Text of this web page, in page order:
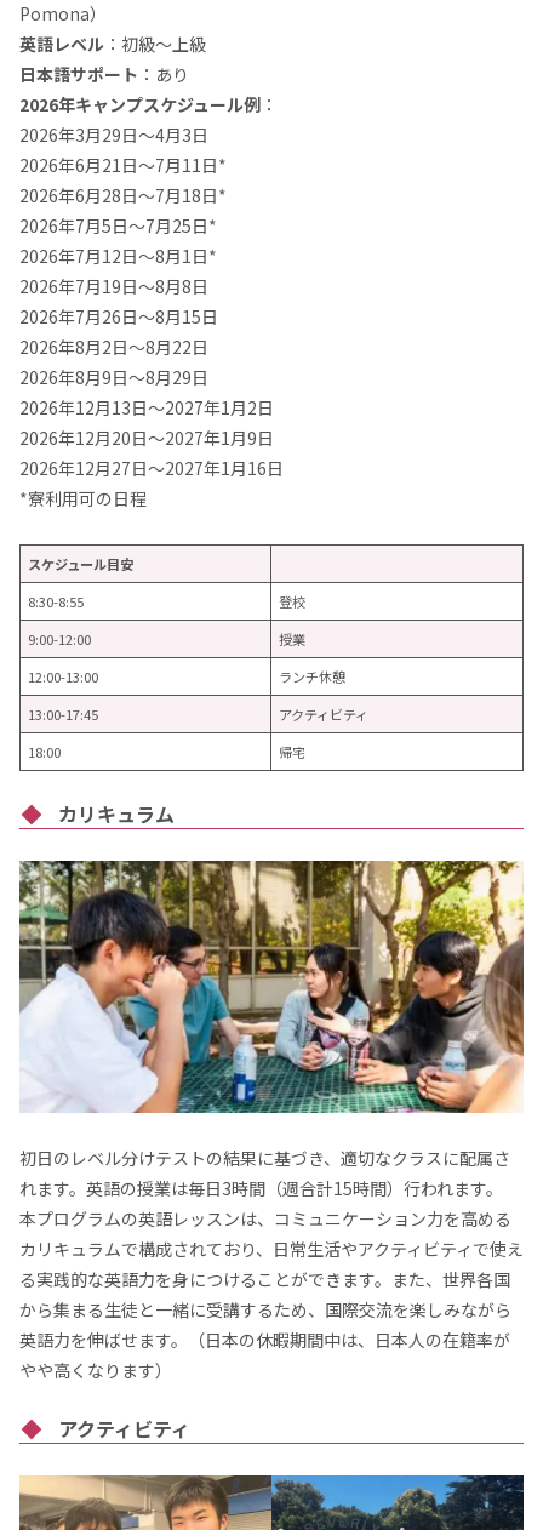
Pomona）
英語レベル ：初級～上級
日本語サポート ：あり
2026年キャンプスケジュール例 ：
2026年3月29日～4月3日
2026年6月21日～7月11日*
2026年6月28日～7月18日*
2026年7月5日～7月25日*
2026年7月12日～8月1日*
2026年7月19日～8月8日
2026年7月26日～8月15日
2026年8月2日～8月22日
2026年8月9日～8月29日
2026年12月13日～2027年1月2日
2026年12月20日～2027年1月9日
2026年12月27日～2027年1月16日
*寮利用可の日程
スケジュール目安
8:30-8:55
登校
9:00-12:00
授業
12:00-13:00
ランチ休憩
13:00-17:45
アクティビティ
18:00
帰宅
カリキュラム
初日のレベル分けテストの結果に基づき、適切なクラスに配属さ
れます。英語の授業は毎日3時間（週合計15時間）行われます。
本プログラムの英語レッスンは、コミュニケーション力を高める
カリキュラムで構成されており、日常生活やアクティビティで使え
る実践的な英語力を身につけることができます。また、世界各国
から集まる生徒と一緒に受講するため、国際交流を楽しみながら
英語力を伸ばせます。（日本の休暇期間中は、日本人の在籍率が
やや高くなります）
アクティビティ